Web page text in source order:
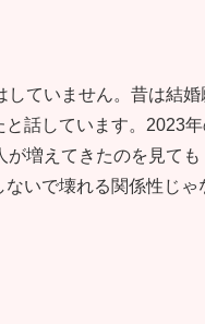
ていません。昔は結
話しています。2023
増えてきたのを見て
いで壊れる関係性じ